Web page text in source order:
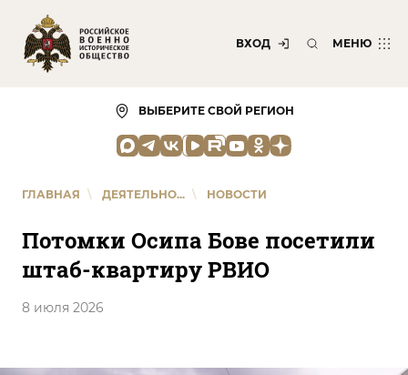
ВХОД МЕНЮ
ВЫБЕРИТЕ СВОЙ РЕГИОН
ГЛАВНАЯ \ ДЕЯТЕЛЬНО... \ НОВОСТИ
Потомки Осипа Бове посетили
штаб-квартиру РВИО
8 июля 2026